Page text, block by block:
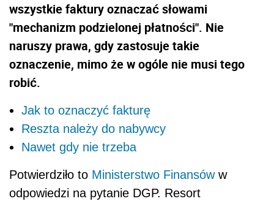
wszystkie faktury oznaczać słowami
"mechanizm podzielonej płatności". Nie
naruszy prawa, gdy zastosuje takie
oznaczenie, mimo że w ogóle nie musi tego
robić.
Jak to oznaczyć fakturę
Reszta należy do nabywcy
Nawet gdy nie trzeba
Potwierdziło to Ministerstwo Finansóww
odpowiedzi na pytanie DGP. Resort